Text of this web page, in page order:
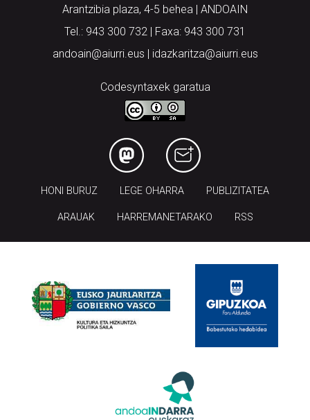
Arantzibia plaza, 4-5 behea | ANDOAIN
Tel.: 943 300 732 | Faxa: 943 300 731
andoain@aiurri.eus | idazkaritza@aiurri.eus
Codesyntaxek garatua
HONI BURUZ LEGE OHARRA PUBLIZITATEA
ARAUAK HARREMANETARAKO RSS